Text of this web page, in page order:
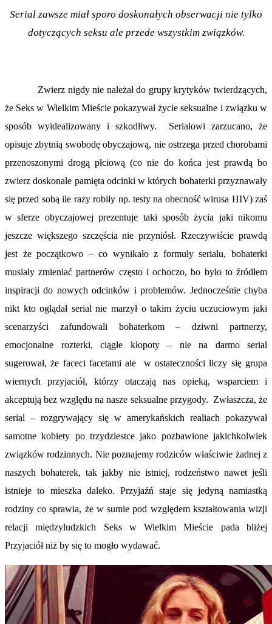
Serial zawsze miał sporo doskonałych obserwacji nie tylko
dotyczących seksu ale przede wszystkim związków.
Zwierz nigdy nie należał do grupy krytyków twierdzących,
że Seks w Wielkim Mieście pokazywał życie seksualne i związku w
sposób wyidealizowany i szkodliwy. Serialowi zarzucano, że
opisuje zbytnią swobodę obyczajową, nie ostrzega przed chorobami
przenoszonymi drogą płciową (co nie do końca jest prawdą bo
zwierz doskonale pamięta odcinki w których bohaterki przyznawały
się przed sobą ile razy robiły np. testy na obecność wirusa HIV) zaś
w sferze obyczajowej prezentuje taki sposób życia jaki nikomu
jeszcze większego szczęścia nie przyniósł. Rzeczywiście prawdą
jest że początkowo – co wynikało z formuły serialu, bohaterki
musiały zmieniać partnerów często i ochoczo, bo było to źródłem
inspiracji do nowych odcinków i problemów. Jednocześnie chyba
nikt kto oglądał serial nie marzył o takim życiu uczuciowym jaki
scenarzyści zafundowali bohaterkom – dziwni partnerzy,
emocjonalne rozterki, ciągłe kłopoty – nie na darmo serial
sugerował, że faceci facetami ale w ostateczności liczy się grupa
wiernych przyjaciół, którzy otaczają nas opieką, wsparciem i
akceptują bez względu na nasze seksualne przygody. Zwłaszcza, że
serial – rozgrywający się w amerykańskich realiach pokazywał
samotne kobiety po trzydziestce jako pozbawione jakichkolwiek
związków rodzinnych. Nie poznajemy rodziców właściwie żadnej z
naszych bohaterek, tak jakby nie istniej, rodzeństwo nawet jeśli
istnieje to mieszka daleko. Przyjaźń staje się jedyną namiastką
rodziny co sprawia, że w sumie pod względem kształtowania wizji
relacji międzyludzkich Seks w Wielkim Mieście pada bliżej
Przyjaciół niż by się to mogło wydawać.